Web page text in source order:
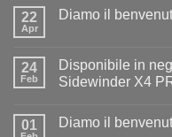
22
Apr
Diamo il
Diamo
il
benvenuto
24
Feb
Disponibile in
Sidewinder X4
su
01 Diamo il